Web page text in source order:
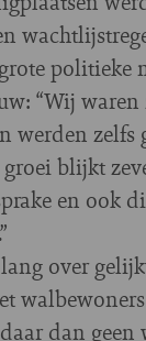
politieke
“Wij
werden
blijkt
en ook
over
dan geen